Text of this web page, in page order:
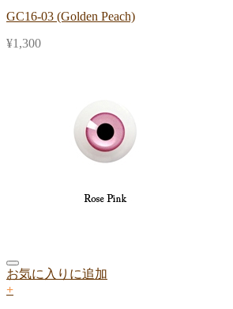
GC16-03 (Golden Peach)
¥1,300
お気に入りに追加
+